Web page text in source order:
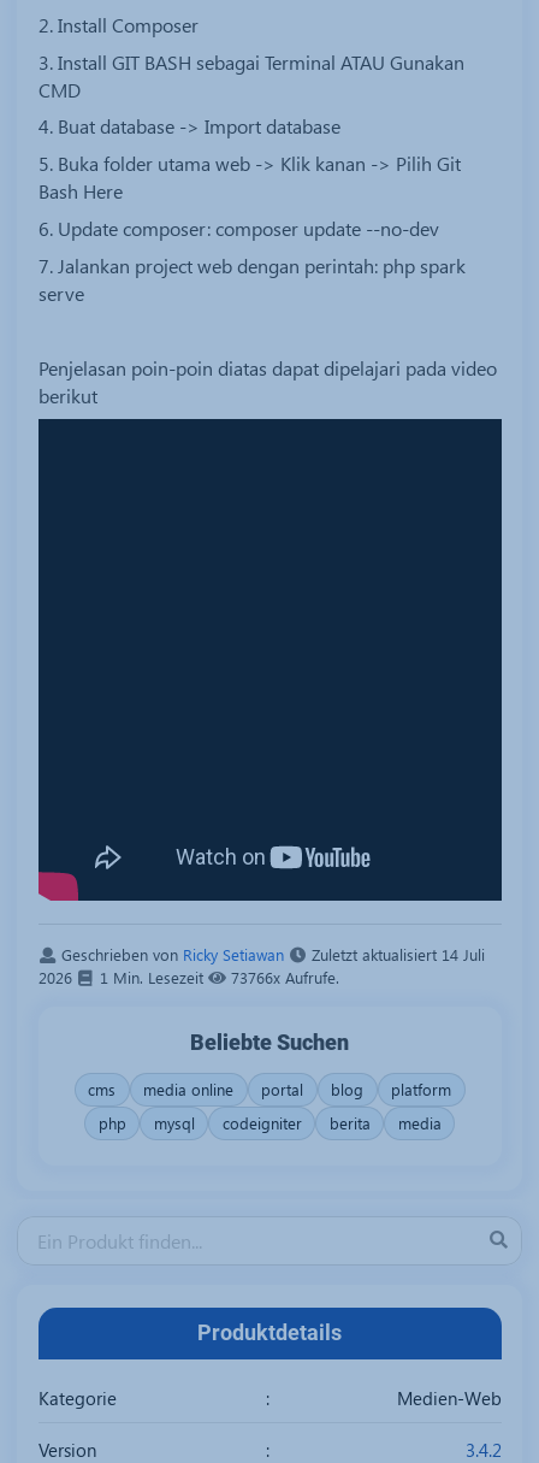
2. Install Composer
3. Install GIT BASH sebagai Terminal ATAU Gunakan
CMD
4. Buat database -> Import database
5. Buka folder utama web -> Klik kanan -> Pilih Git
Bash Here
6. Update composer: composer update --no-dev
7. Jalankan project web dengan perintah: php spark
serve
Penjelasan poin-poin diatas dapat dipelajari pada video
berikut
Geschrieben von Ricky Setiawan Zuletzt aktualisiert 14 Juli
2026
1 Min. Lesezeit 73766x Aufrufe.
Beliebte Suchen
cms media online portal blog
platform
php
mysql codeigniter berita media
Produktdetails
Kategorie Medien-Web
Version 3.4.2